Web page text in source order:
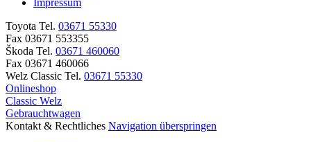
Toyota Tel. 03671 55330
Fax 03671 553355
Škoda Tel. 03671 460060
Fax 03671 460066
Welz Classic Tel. 03671 55330
Onlineshop
Classic Welz
Gebrauchtwagen
Kontakt & Rechtliches Navigation überspringen